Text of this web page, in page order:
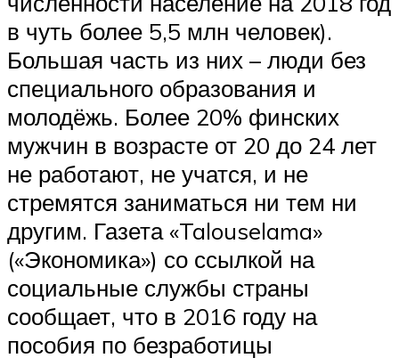
в чуть более 5,5 млн человек).
Большая часть из них – люди без
специального образования и
молодёжь. Более 20% финских
мужчин в возрасте от 20 до 24 лет
не работают, не учатся, и не
стремятся заниматься ни тем ни
другим. Газета «Talouselama»
(«Экономика») со ссылкой на
социальные службы страны
сообщает, что в 2016 году на
пособия по безработицы